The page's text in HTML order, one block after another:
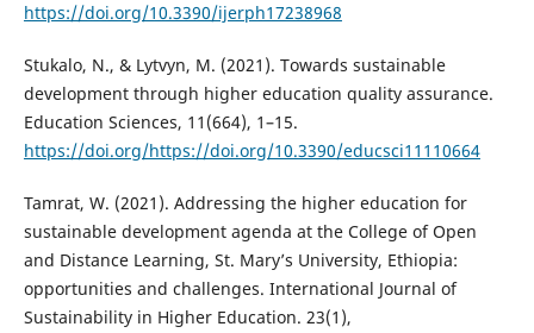
https://doi.org/10.3390/ijerph17238968
Stukalo, N., & Lytvyn, M. (2021). Towards sustainable
development through higher education quality assurance.
Education Sciences, 11(664), 1–15.
https://doi.org/https://doi.org/10.3390/educsci11110664
Tamrat, W. (2021). Addressing the higher education for
sustainable development agenda at the College of Open
and Distance Learning, St. Mary’s University, Ethiopia:
opportunities and challenges. International Journal of
Sustainability in Higher Education. 23(1),